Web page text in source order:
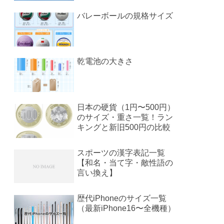
バレーボールの規格サイズ
乾電池の大きさ
日本の硬貨（1円〜500円）
のサイズ・重さ一覧！ラン
キングと新旧500円の比較
スポーツの漢字表記一覧
【和名・当て字・敵性語の
言い換え】
歴代iPhoneのサイズ一覧
（最新iPhone16〜全機種）